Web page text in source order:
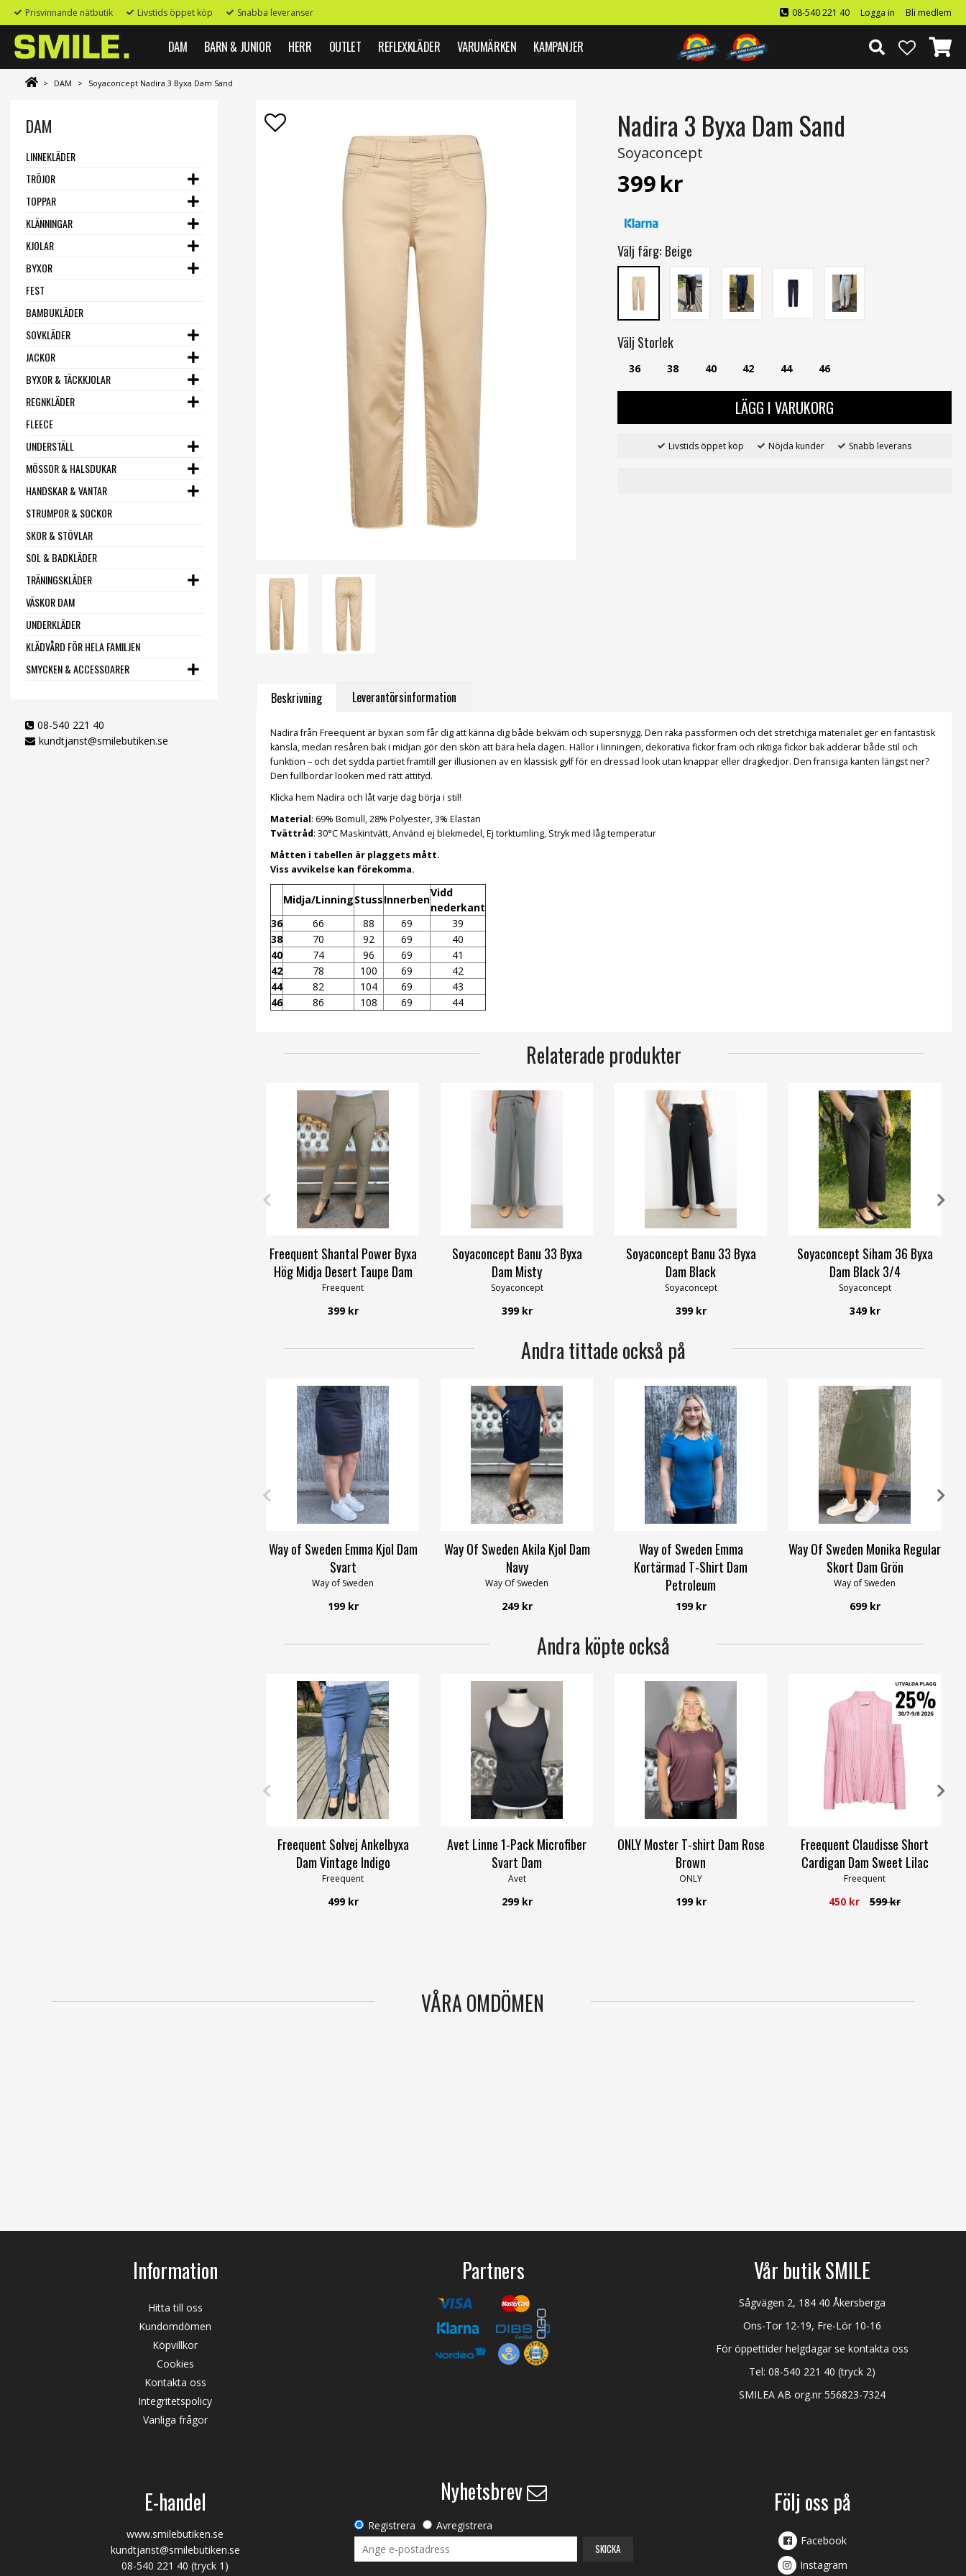
Prisvinnande nätbutik Livstids öppet köp Snabba leveranser 08-540 221 40 Logga in Bli medlem
DAM BARN & JUNIOR HERR OUTLET REFLEXKLÄDER VARUMÄRKEN KAMPANJER
> DAM > Soyaconcept Nadira 3 Byxa Dam Sand
DAM
LINNEKLÄDER
TRÖJOR
TOPPAR
KLÄNNINGAR
KJOLAR
BYXOR
FEST
BAMBUKLÄDER
SOVKLÄDER
JACKOR
BYXOR & TÄCKKJOLAR
REGNKLÄDER
FLEECE
UNDERSTÄLL
MÖSSOR & HALSDUKAR
HANDSKAR & VANTAR
STRUMPOR & SOCKOR
SKOR & STÖVLAR
SOL & BADKLÄDER
TRÄNINGSKLÄDER
VÄSKOR DAM
UNDERKLÄDER
KLÄDVÅRD FÖR HELA FAMILJEN
SMYCKEN & ACCESSOARER
08-540 221 40
kundtjanst@smilebutiken.se
Nadira 3 Byxa Dam Sand
Soyaconcept
399kr
Välj färg: Beige
Välj Storlek
36 38 40 42 44 46
LÄGG I VARUKORG
Livstids öppet köp Nöjda kunder Snabb leverans
Beskrivning Leverantörsinformation
Nadira från Freequent är byxan som får dig att känna dig både bekväm och supersnygg. Den raka passformen och det stretchiga materialet ger en fantastisk
känsla, medan resåren bak i midjan gör den skön att bära hela dagen. Hällor i linningen, dekorativa fickor fram och riktiga fickor bak adderar både stil och
funktion – och det sydda partiet framtill ger illusionen av en klassisk gylf för en dressad look utan knappar eller dragkedjor. Den fransiga kanten längst ner?
Den fullbordar looken med rätt attityd.
Klicka hem Nadira och låt varje dag börja i stil!
Material: 69% Bomull, 28% Polyester, 3% Elastan
Tvättråd: 30°C Maskintvätt, Använd ej blekmedel, Ej torktumling, Stryk med låg temperatur
Måtten i tabellen är plaggets mått.
Viss avvikelse kan förekomma.
Midja/LinningStussInnerben
Vidd
nederkant
36
66 88 69
39
38
70 92 69
40
40
74 96 69
41
42
78 100 69
42
44
82 104 69
43
46
86 108 69 44
Relaterade produkter
Freequent Shantal Power Byxa
Hög Midja Desert Taupe Dam
Freequent
399 kr
Soyaconcept Banu 33 Byxa
Dam Misty
Soyaconcept
399 kr
Soyaconcept Banu 33 Byxa
Dam Black
Soyaconcept
399 kr
Soyaconcept Siham 36 Byxa
Dam Black 3/4
Soyaconcept
349 kr
Andra tittade också på
Way of Sweden Emma Kjol Dam
Svart
Way of Sweden
199 kr
Way Of Sweden Akila Kjol Dam
Navy
Way Of Sweden
249 kr
Way of Sweden Emma
Kortärmad T-Shirt Dam
Petroleum
Way of Sweden
199 kr
Way Of Sweden Monika Regular
Skort Dam Grön
Way of Sweden
699 kr
Andra köpte också
Freequent Solvej Ankelbyxa
Dam Vintage Indigo
Freequent
499 kr
Avet Linne 1-Pack Microfiber
Svart Dam
Avet
299 kr
ONLY Moster T-shirt Dam Rose
Brown
ONLY
199 kr
Freequent Claudisse Short
Cardigan Dam Sweet Lilac
Freequent
450 kr 599 kr
VÅRA OMDÖMEN
Information
Hitta till oss
Kundomdömen
Köpvillkor
Cookies
Kontakta oss
Integritetspolicy
Vanliga frågor
Partners Vår butik SMILE
Sågvägen 2, 184 40 Åkersberga
Ons-Tor 12-19, Fre-Lör 10-16
För öppettider helgdagar se kontakta oss
Tel:08-540 221 40 (tryck 2)
SMILEA AB org.nr 556823-7324
E-handel
www.smilebutiken.se
kundtjanst@smilebutiken.se
08-540 221 40 (tryck 1)
Nyhetsbrev
Registrera Avregistrera
SKICKA
Följ oss på
Facebook
Instagram